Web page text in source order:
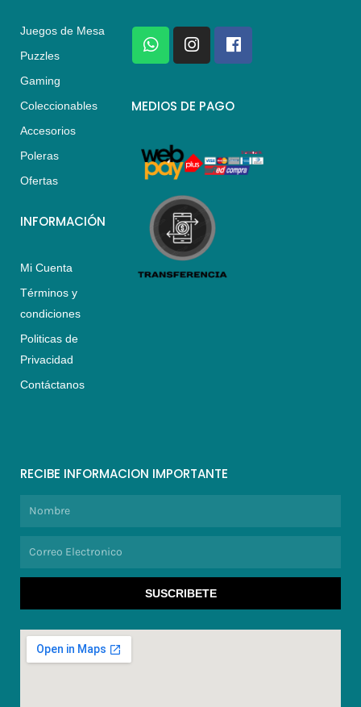
Juegos de Mesa
Puzzles
Gaming
Coleccionables
Accesorios
Poleras
Ofertas
INFORMACIÓN
Mi Cuenta
Términos y
condiciones
Politicas de
Privacidad
Contáctanos
W
h
a
s
p
I
n
s
a
a
m
F
a
c
b
k
MEDIOS DE PAGO
RECIBE INFORMACION IMPORTANTE
SUSCRIBETE